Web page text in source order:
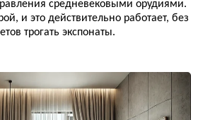
средневековыми орудиями.
и это действительно работает, без
трогать экспонаты.